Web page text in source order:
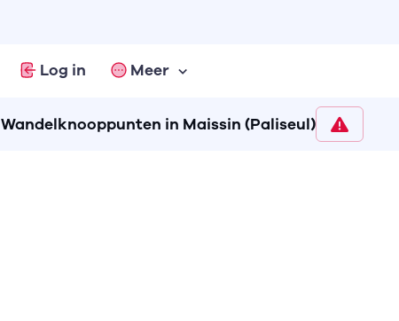
Log in Meer
Wandelknooppunten in Maissin (Paliseul)